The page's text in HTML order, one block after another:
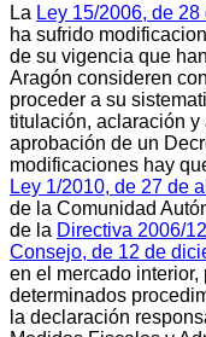
La Ley 15/2006, de
ha sufrido
de su vigencia que
Aragón consideren
proceder a su
titulación, aclaración y
aprobación de un
modificaciones hay
Ley 1/2010, de 27 de
de la Comunidad
de la Directiva 2006/
Consejo, de 12 de
en el mercado
determinados
la declaración